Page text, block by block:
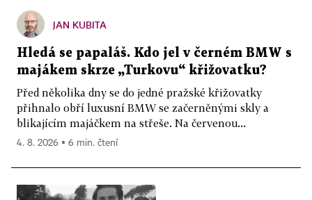
JAN KUBITA
Hledá se papaláš. Kdo jel v černém BMW s
majákem skrze „Turkovu“ křižovatku?
Před několika dny se do jedné pražské křižovatky
přihnalo obří luxusní BMW se začerněnými skly a
blikajícím majáčkem na střeše. Na červenou...
4. 8. 2026 ▪ 6 min. čtení